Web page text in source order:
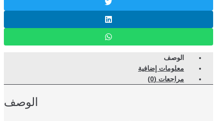
الوصف
معلومات إضافية
مراجعات (0)
الوصف